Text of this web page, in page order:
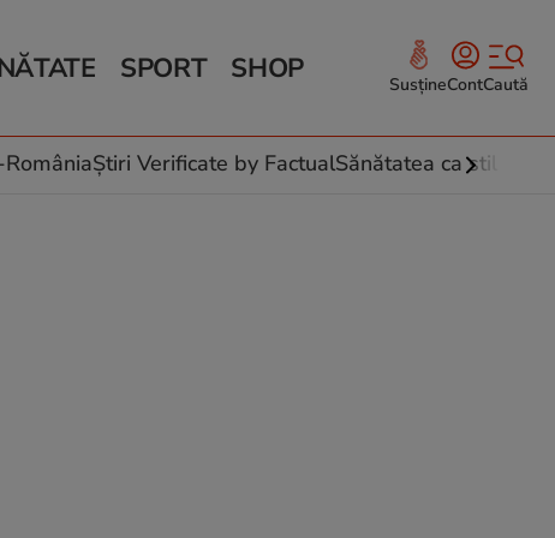
culinare
SPORT SHOP SusțineContCaută
Știri Verificate by FactualSănătatea ca stil de